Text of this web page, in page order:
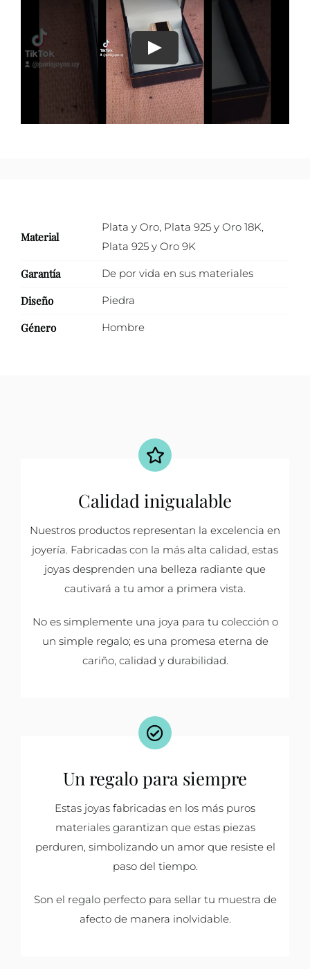
Material
Plata y Oro, Plata 925 y Oro 18K,
Plata 925 y Oro 9K
Garantía De por vida en sus materiales
Diseño Piedra
Género Hombre
Calidad inigualable
Nuestros productos representan la excelencia en
joyería. Fabricadas con la más alta calidad, estas
joyas desprenden una belleza radiante que
cautivará a tu amor a primera vista.
No es simplemente una joya para tu colección o
un simple regalo; es una promesa eterna de
cariño, calidad y durabilidad.
Un regalo para siempre
Estas joyas fabricadas en los más puros
materiales garantizan que estas piezas
perduren, simbolizando un amor que resiste el
paso del tiempo.
Son el regalo perfecto para sellar tu muestra de
afecto de manera inolvidable.